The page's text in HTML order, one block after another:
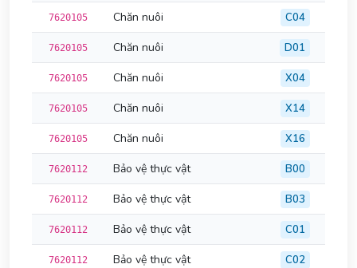
7620105 Chăn nuôi C04
7620105 Chăn nuôi D01
7620105 Chăn nuôi X04
7620105 Chăn nuôi X14
7620105 Chăn nuôi X16
7620112 Bảo vệ thực vật B00
7620112 Bảo vệ thực vật B03
7620112 Bảo vệ thực vật C01
7620112 Bảo vệ thực vật C02